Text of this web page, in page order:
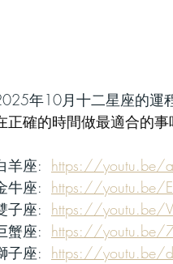
年10月十二星座的運
正確的時間做最適合的事
羊座: https://youtu.be/
牛座: https://youtu.be/
子座: https://youtu.be/
蟹座: https://youtu.be/
子座: https://youtu.be/